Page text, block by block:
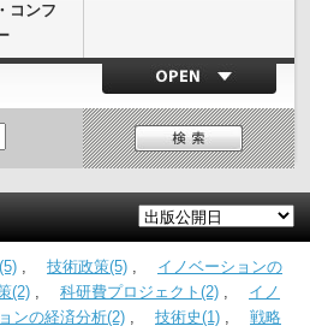
コンフ
, 技術政策(5) , イノベーションの
(2) , 科研費プロジェクト(2) , イノ
ンの経済分析(2) , 技術史(1) , 戦略